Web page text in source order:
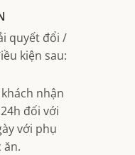
quyết đổi /
kiện sau:
nhận
đối với
với phụ
ăn.